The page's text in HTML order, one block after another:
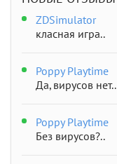
ZDSimulator
класная игра..
Poppy Playtime
Да, вирусов нет..
Poppy Playtime
Без вирусов?..